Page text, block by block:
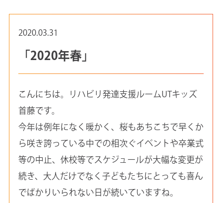
2020.03.31
「2020年春」
こんにちは。リハビリ発達支援ルームUTキッズ
首藤です。
今年は例年になく暖かく、桜もあちこちで早くか
ら咲き誇っている中での相次ぐイベントや卒業式
等の中止、休校等でスケジュールが大幅な変更が
続き、大人だけでなく子どもたちにとっても喜ん
でばかりいられない日が続いていますね。